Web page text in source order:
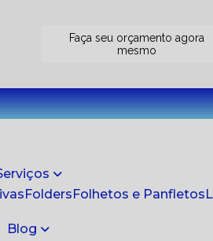
Faça seu orçamento agora
mesmo
Serviços
Folders Folhetos e Panfletos
Blog